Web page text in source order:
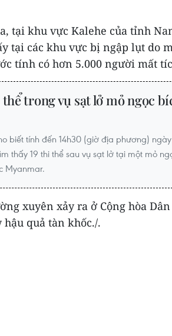
tại khu vực Kalehe của tỉnh
tại các khu vực bị ngập lụt do
tính có hơn 5.000 người mất
trong vụ sạt lở mỏ ngọc
biết tính đến 14h30 (giờ địa phương)
thấy 19 thi thể sau vụ sạt lở tại một mỏ
Myanmar.
xuyên xảy ra ở Cộng hòa
quả tàn khốc./.